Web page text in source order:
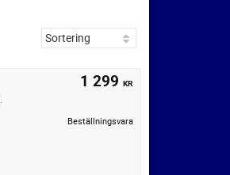
1 299 KR
Beställningsvara